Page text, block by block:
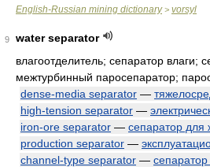
English-Russian mining dictionary> vorsyl
9
water separator
влагоотделитель; сепаратор влаги;
межтурбинный паросепаратор;
dense-media separator —
high-tension separator —
iron-ore separator — сепаратор для
production separator —
channel-type separator — сепаратор